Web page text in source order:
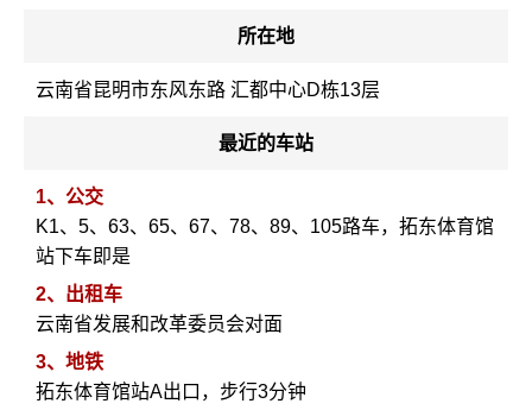
所在地
云南省昆明市东风东路 汇都中心D栋13层
最近的车站
1、公交
K1、5、63、65、67、78、89、105路车，拓东体育馆
站下车即是
2、出租车
云南省发展和改革委员会对面
3、地铁
拓东体育馆站A出口，步行3分钟